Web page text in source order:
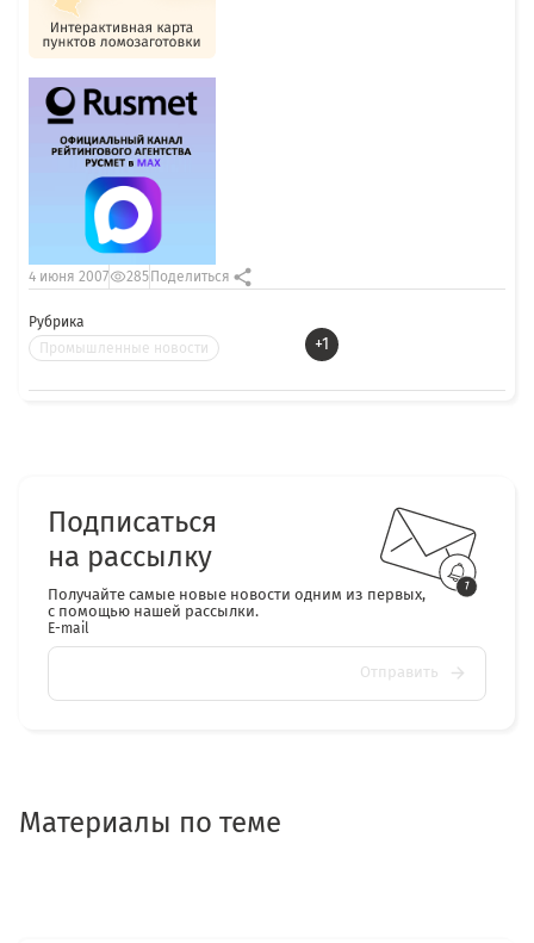
Рубрика
Промышленные новости
+1
4 июня 2007 285 Поделиться
Подписаться
на рассылку
Получайте самые новые новости одним из первых,
с помощью нашей рассылки.
E-mail
Отправить
Материалы по теме